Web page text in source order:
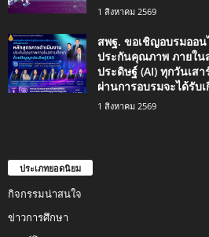
1 สิงหาคม 2569
สพฐ. ขอเชิญอบรมออ
ประกันคุณภาพ ภายใ
ประดิษฐ์ (AI) ทุกวันเส
ผ่านการอบรมจะได้รับ
1 สิงหาคม 2569
ประเภทยอดนิยม
กิจกรรมน่าสนใจ
ข่าวการศึกษา